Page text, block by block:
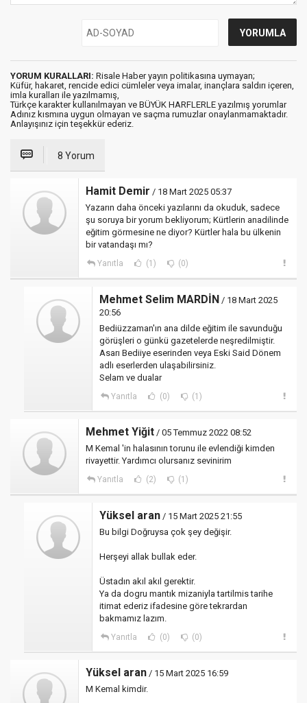
YORUM KURALLARI: Risale Haber yayın politikasına uymayan;
Küfür, hakaret, rencide edici cümleler veya imalar, inançlara saldırı içeren,
imla kuralları ile yazılmamış,
Türkçe karakter kullanılmayan ve BÜYÜK HARFLERLE yazılmış yorumlar
Adınız kısmına uygun olmayan ve saçma rumuzlar onaylanmamaktadır.
Anlayışınız için teşekkür ederiz.
8 Yorum
Hamit Demir / 18 Mart 2025 05:37
Yazarın daha önceki yazılarını da okuduk, sadece
şu soruya bir yorum bekliyorum; Kürtlerin anadilinde
eğitim görmesine ne diyor? Kürtler hala bu ülkenin
bir vatandaşı mı?
Yanıtla (1) (0)
Mehmet Selim MARDİN / 18 Mart 2025
20:56
Bediüzzaman'ın ana dilde eğitim ile savunduğu
görüşleri o günkü gazetelerde neşredilmiştir.
Asarı Bediiye eserinden veya Eski Said Dönem
adlı eserlerden ulaşabilirsiniz.
Selam ve dualar
Yanıtla (0) (1)
Mehmet Yiğit / 05 Temmuz 2022 08:52
M Kemal 'in halasının torunu ile evlendiği kimden
rivayettir. Yardımcı olursanız sevinirim
Yanıtla (2) (1)
Yüksel aran / 15 Mart 2025 21:55
Bu bilgi Doğruysa çok şey değişir.
Herşeyi allak bullak eder.
Üstadın akıl akıl gerektir.
Ya da dogru mantık mizaniyla tartilmis tarihe
itimat ederiz ifadesine göre tekrardan
bakmamız lazım.
Yanıtla (0) (0)
Yüksel aran / 15 Mart 2025 16:59
M Kemal kimdir.